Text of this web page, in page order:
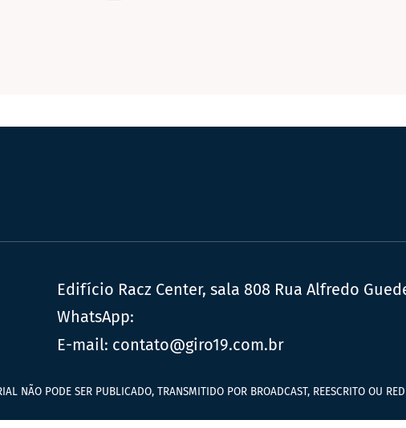
Edifício Racz Center, sala 808 Rua Alfredo
WhatsApp:
E-mail: contato@giro19.com.br
NÃO PODE SER PUBLICADO, TRANSMITIDO POR BROADCAST, REESCRITO OU